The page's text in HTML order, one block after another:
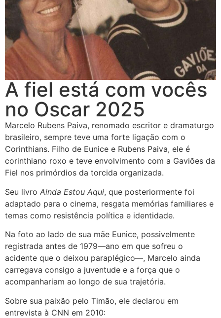
A fiel está com vocês
no Oscar 2025
Marcelo Rubens Paiva, renomado escritor e dramaturgo
brasileiro, sempre teve uma forte ligação com o
Corinthians. Filho de Eunice e Rubens Paiva, ele é
corinthiano roxo e teve envolvimento com a Gaviões da
Fiel nos primórdios da torcida organizada.
Seu livro Ainda Estou Aqui, que posteriormente foi
adaptado para o cinema, resgata memórias familiares e
temas como resistência política e identidade.
Na foto ao lado de sua mãe Eunice, possivelmente
registrada antes de 1979—ano em que sofreu o
acidente que o deixou paraplégico—, Marcelo ainda
carregava consigo a juventude e a força que o
acompanhariam ao longo de sua trajetória.
Sobre sua paixão pelo Timão, ele declarou em
entrevista à CNN em 2010: